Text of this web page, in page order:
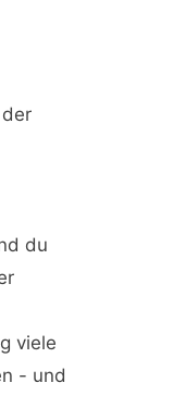
du
viele
- und